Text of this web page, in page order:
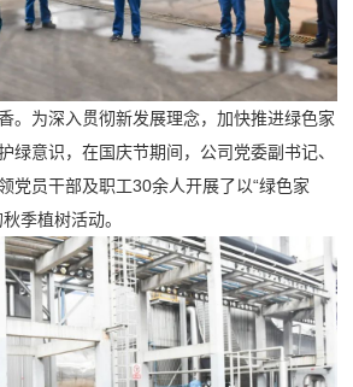
。为深入贯彻新发展理念，加快推进绿色家
绿意识，在国庆节期间，公司党委副书记、
党员干部及职工30余人开展了以“绿色家
季植树活动。